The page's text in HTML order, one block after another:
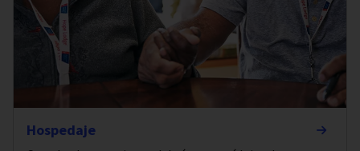
Hospedaje